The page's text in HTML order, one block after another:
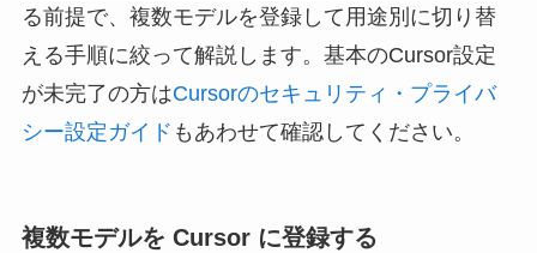
る前提で、複数モデルを登録して用途別に切り替
える手順に絞って解説します。基本のCursor設定
が未完了の方はCursorのセキュリティ・プライバ
シー設定ガイド もあわせて確認してください。
複数モデルを Cursor に登録する